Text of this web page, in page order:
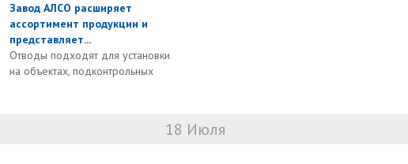
Завод АЛСО расширяет
ассортимент продукции и
представляет...
Отводы подходят для установки
на объектах, подконтрольных
18 Июля